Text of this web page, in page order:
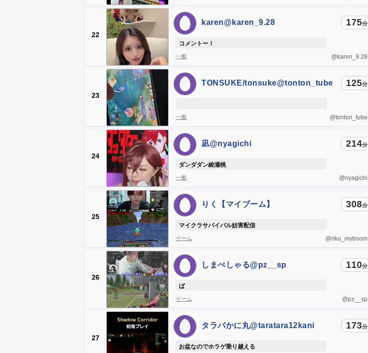
22
コメントー！
karen@karen_9.28 175分
一般 @karen_9.28
23
TONSUKE/tonsuke@tonton_tube 125分
一般 @tonton_tube
24
ダンダダン綾瀬桃
凪@nyagichi 214分
一般 @nyagichi
25
マイクラサバイバル妨害配信
りく【マイブーム】
308分
ゲーム @riku_myboom
26
ば
しまぺしゃる@pz__sp 110分
ゲーム @pz__sp
27
お盆なのでホラゲ乗り越える
タラバかに丸@taratara12kani 173分